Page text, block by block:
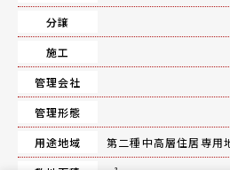
分譲
施工
管理会社
管理形態
用途地域
第二種中高層住居専用